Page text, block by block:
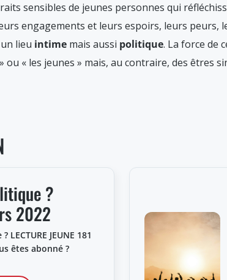
sensibles de jeunes personnes qui
engagements et leurs espoirs, leurs peurs,
lieu intime mais aussi politique. La force de
« les jeunes » mais, au contraire, des êtres
?
2022
JEUNE 181
êtes abonné ?